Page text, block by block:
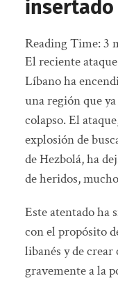
insertado
Reading Time:3
El reciente
Líbano ha
una región que
colapso. El
explosión de
de Hezbolá, ha
de heridos,
Este atentado ha
con el propósito
libanés y de
gravemente a la